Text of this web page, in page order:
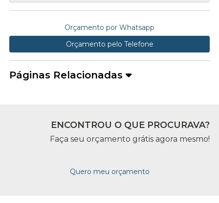
Orçamento por Whatsapp
Orçamento pelo Telefone
Páginas Relacionadas
ENCONTROU O QUE PROCURAVA?
Faça seu orçamento grátis agora mesmo!
Quero meu orçamento